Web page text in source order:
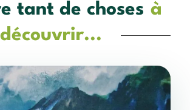
tant de choses à
découvrir...